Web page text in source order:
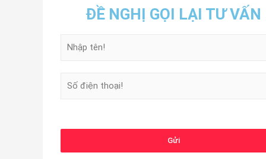
ĐỀ NGHỊ GỌI LẠI TƯ VẤN
t
Gửi